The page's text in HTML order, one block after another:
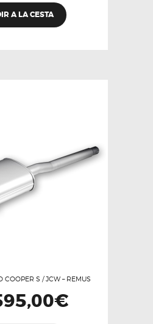
A LA CESTA
COOPER S / JCW – REMUS
€